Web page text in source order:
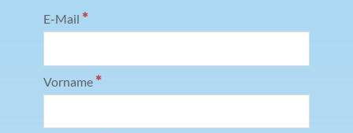
E-Mail *
Vorname *